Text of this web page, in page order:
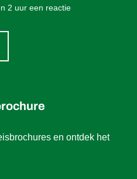
2 uur een reactie
en ontdek het